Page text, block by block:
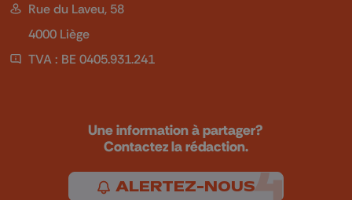
Rue du Laveu, 58
4000 Liège
TVA : BE 0405.931.241
Une information à partager?
Contactez la rédaction.
ALERTEZ-NOUS